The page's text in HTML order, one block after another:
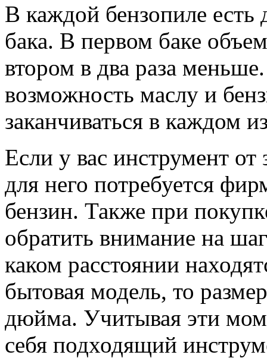
В каждой бензопиле есть
бака. В первом баке
втором в два раза
возможность маслу и
заканчиваться в каждом
Если у вас инструмент от
для него потребуется
бензин. Также при
обратить внимание на
каком расстоянии
бытовая модель, то
дюйма. Учитывая эти
себя подходящий